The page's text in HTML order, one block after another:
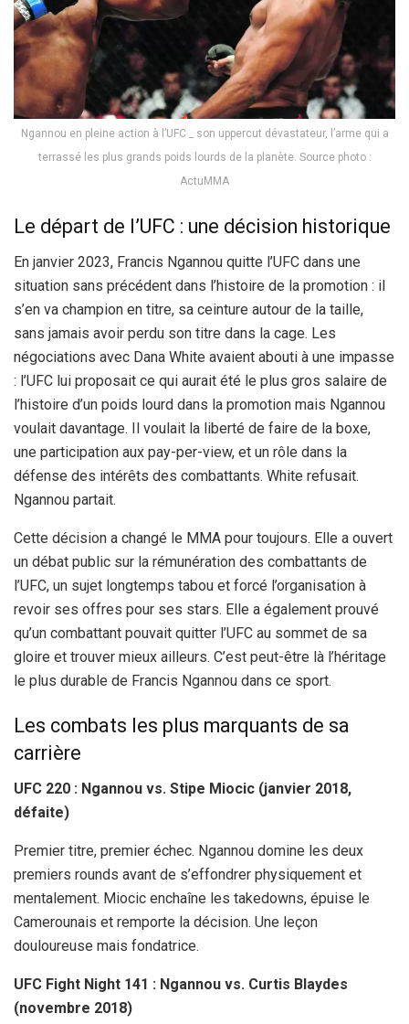
Ngannou en pleine action à l’UFC _ son uppercut dévastateur, l’arme qui a
terrassé les plus grands poids lourds de la planète. Source photo :
ActuMMA
Le départ de l’UFC : une décision historique
En janvier 2023, Francis Ngannou quitte l’UFC dans une
situation sans précédent dans l’histoire de la promotion : il
s’en va champion en titre, sa ceinture autour de la taille,
sans jamais avoir perdu son titre dans la cage. Les
négociations avec Dana White avaient abouti à une impasse
: l’UFC lui proposait ce qui aurait été le plus gros salaire de
l’histoire d’un poids lourd dans la promotion mais Ngannou
voulait davantage. Il voulait la liberté de faire de la boxe,
une participation aux pay-per-view, et un rôle dans la
défense des intérêts des combattants. White refusait.
Ngannou partait.
Cette décision a changé le MMA pour toujours. Elle a ouvert
un débat public sur la rémunération des combattants de
l’UFC, un sujet longtemps tabou et forcé l’organisation à
revoir ses offres pour ses stars. Elle a également prouvé
qu’un combattant pouvait quitter l’UFC au sommet de sa
gloire et trouver mieux ailleurs. C’est peut-être là l’héritage
le plus durable de Francis Ngannou dans ce sport.
Les combats les plus marquants de sa
carrière
UFC 220 : Ngannou vs. Stipe Miocic (janvier 2018,
défaite)
Premier titre, premier échec. Ngannou domine les deux
premiers rounds avant de s’effondrer physiquement et
mentalement. Miocic enchaîne les takedowns, épuise le
Camerounais et remporte la décision. Une leçon
douloureuse mais fondatrice.
UFC Fight Night 141 : Ngannou vs. Curtis Blaydes
(novembre 2018)